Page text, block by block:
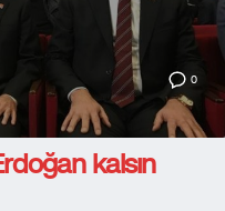
0
kalsın